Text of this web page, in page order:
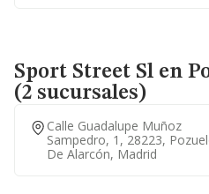
Sport Street Sl en
(2 sucursales)
Calle Guadalupe Muñoz
Sampedro, 1, 28223,
De Alarcón, Madrid